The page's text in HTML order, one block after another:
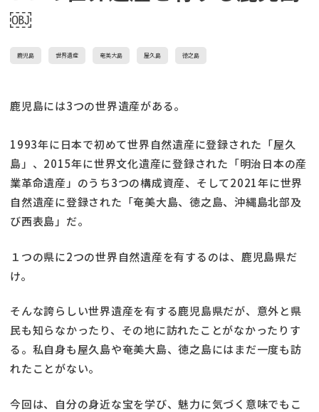
￼
鹿児島 世界遺産 奄美大島 屋久島 徳之島
鹿児島には3つの世界遺産がある。
1993年に日本で初めて世界自然遺産に登録された「屋久
島」、2015年に世界文化遺産に登録された「明治日本の産
業革命遺産」のうち3つの構成資産、そして2021年に世界
自然遺産に登録された「奄美大島、徳之島、沖縄島北部及
び西表島」だ。
１つの県に2つの世界自然遺産を有するのは、鹿児島県だ
け。
そんな誇らしい世界遺産を有する鹿児島県だが、意外と県
民も知らなかったり、その地に訪れたことがなかったりす
る。私自身も屋久島や奄美大島、徳之島にはまだ一度も訪
れたことがない。
今回は、自分の身近な宝を学び、魅力に気づく意味でもこ